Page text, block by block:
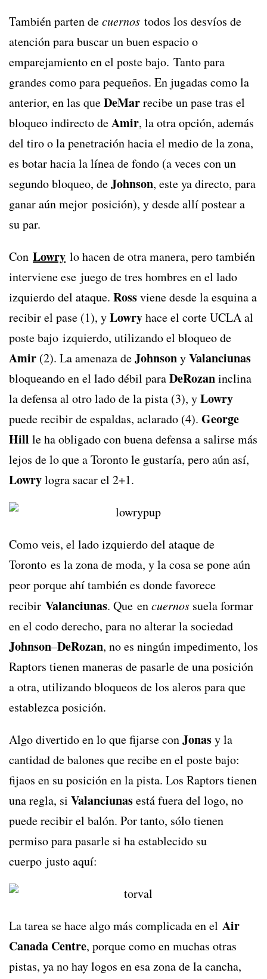
También parten decuernos todos los desvíos de
atención para buscar un buen espacio o
emparejamiento en el poste bajo. Tanto para
grandes como para pequeños. En jugadas como la
anterior, en las queDeMarrecibe un pase tras el
bloqueo indirecto deAmir, la otra opción, además
del tiro o la penetración hacia el medio de la zona,
es botar hacia la línea de fondo (a veces con un
segundo bloqueo, deJohnson, este ya directo, para
ganar aún mejor posición), y desde allí postear a
su par.
Con Lowry lo hacen de otra manera, pero también
interviene ese juego de tres hombres en el lado
izquierdo del ataque. Rossviene desde la esquina a
recibir el pase (1), yLowryhace el corte UCLA al
poste bajo izquierdo, utilizando el bloqueo de
Amir (2). La amenaza deJohnsonyValanciunas
bloqueando en el lado débil paraDeRozaninclina
la defensa al otro lado de la pista (3), yLowry
puede recibir de espaldas, aclarado (4). George
Hill le ha obligado con buena defensa a salirse más
lejos de lo que a Toronto le gustaría, pero aún así,
Lowrylogra sacar el 2+1.
Como veis, el lado izquierdo del ataque de
Toronto es la zona de moda, y la cosa se pone aún
peor porque ahí también es donde favorece
recibir Valanciunas. Que encuernos suela formar
en el codo derecho, para no alterar la sociedad
Johnson–DeRozan, no es ningún impedimento, los
Raptors tienen maneras de pasarle de una posición
a otra, utilizando bloqueos de los aleros para que
establezca posición.
Algo divertido en lo que fijarse conJonasy la
cantidad de balones que recibe en el poste bajo:
fijaos en su posición en la pista. Los Raptors tienen
una regla, si Valanciunasestá fuera del logo, no
puede recibir el balón. Por tanto, sólo tienen
permiso para pasarle si ha establecido su
cuerpo justo aquí:
La tarea se hace algo más complicada en el Air
Canada Centre, porque como en muchas otras
pistas, ya no hay logos en esa zona de la cancha,